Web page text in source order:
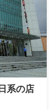
系の店